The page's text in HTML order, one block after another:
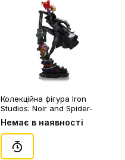
Колекційна фігура Iron
Studios: Noir and Spider-
Ham, (900052)
Немає в наявності